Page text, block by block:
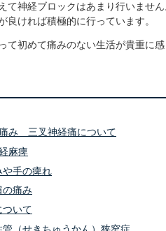
て神経ブロックはあまり行いませ
良ければ積極的に行っています。
て初めて痛みのない生活が貴重に
み 三叉神経痛について
麻痺
手の痺れ
痛み
いて